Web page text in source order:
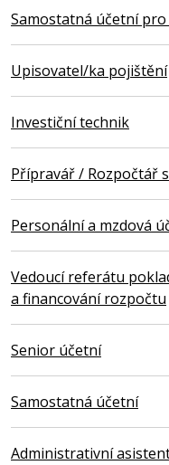
Samostatná účetní
Upisovatel/ka pojištění
Investiční technik
Přípravář / Rozpočtář
Personální a mzdová
Vedoucí referátu
a financování rozpočtu
Senior účetní
Samostatná účetní
Administrativní